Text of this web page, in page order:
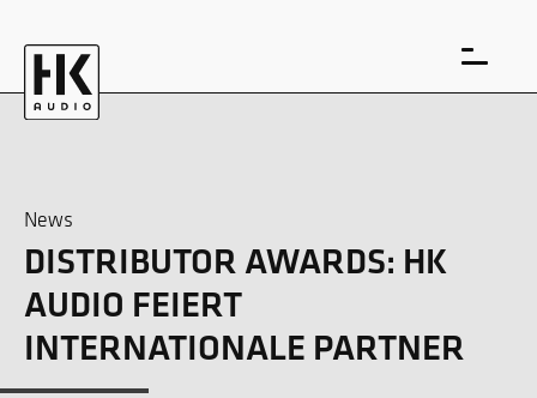
EN
News
DISTRIBUTOR AWARDS: HK
AUDIO FEIERT
INTERNATIONALE PARTNER